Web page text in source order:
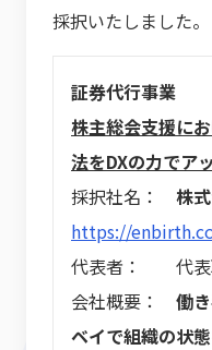
採択いたしました。
証券代行事業
株主総会支援に
法をDXの力でア
採択社名： 株
https://
代表者： 代表
会社概要： 働
ベイで組織の状